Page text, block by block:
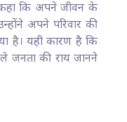
कि अपने जीवन के
अपने परिवार की
है। यही कारण है कि
जनता की राय जानने